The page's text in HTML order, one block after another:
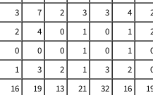
3 7 2 3 3 4
2 4 0 1 0 1
0 0 0 1 0 1
1 3 2 1 3 2
16 19 13 21 32 16